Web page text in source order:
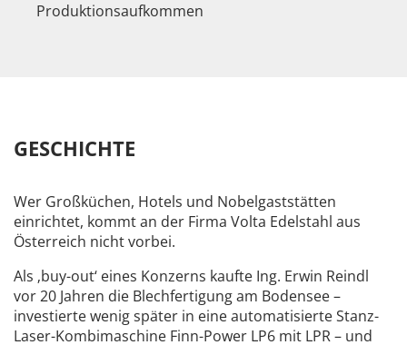
Produktionsaufkommen
GESCHICHTE
Wer Großküchen, Hotels und Nobelgaststätten
einrichtet, kommt an der Firma Volta Edelstahl aus
Österreich nicht vorbei.
Als ‚buy-out‘ eines Konzerns kaufte Ing. Erwin Reindl
vor 20 Jahren die Blechfertigung am Bodensee –
investierte wenig später in eine automatisierte Stanz-
Laser-Kombimaschine Finn-Power LP6 mit LPR – und